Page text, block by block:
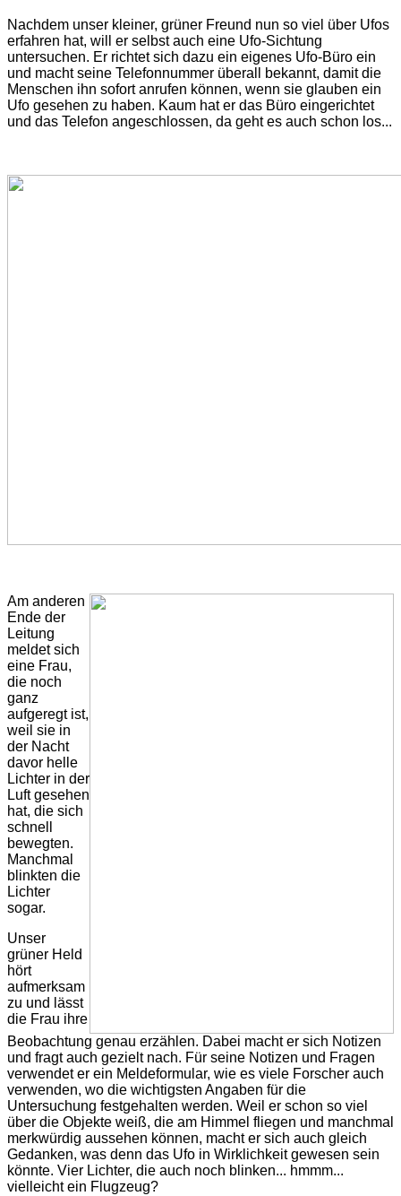
Nachdem unser kleiner, grüner Freund nun so viel über Ufos
erfahren hat, will er selbst auch eine Ufo-Sichtung
untersuchen. Er richtet sich dazu ein eigenes Ufo-Büro ein
und macht seine Telefonnummer überall bekannt, damit die
Menschen ihn sofort anrufen können, wenn sie glauben ein
Ufo gesehen zu haben. Kaum hat er das Büro eingerichtet
und das Telefon angeschlossen, da geht es auch schon los...
Am anderen
Ende der
Leitung
meldet sich
eine Frau,
die noch
ganz
aufgeregt ist,
weil sie in
der Nacht
davor helle
Lichter in der
Luft gesehen
hat, die sich
schnell
bewegten.
Manchmal
blinkten die
Lichter
sogar.
Unser
grüner Held
hört
aufmerksam
zu und lässt
die Frau ihre
Beobachtung genau erzählen. Dabei macht er sich Notizen
und fragt auch gezielt nach. Für seine Notizen und Fragen
verwendet er ein Meldeformular, wie es viele Forscher auch
verwenden, wo die wichtigsten Angaben für die
Untersuchung festgehalten werden. Weil er schon so viel
über die Objekte weiß, die am Himmel fliegen und manchmal
merkwürdig aussehen können, macht er sich auch gleich
Gedanken, was denn das Ufo in Wirklichkeit gewesen sein
könnte. Vier Lichter, die auch noch blinken... hmmm...
vielleicht ein Flugzeug?